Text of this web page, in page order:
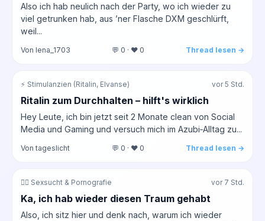
Also ich hab neulich nach der Party, wo ich wieder zu
viel getrunken hab, aus ’ner Flasche DXM geschlürft,
weil...
Von lena_1703 💬 0 · ❤️ 0 Thread lesen →
⚡ Stimulanzien (Ritalin, Elvanse) vor 5 Std.
Ritalin zum Durchhalten – hilft's wirklich
Hey Leute, ich bin jetzt seit 2 Monate clean von Social
Media und Gaming und versuch mich im Azubi‑Alltag zu...
Von tageslicht 💬 0 · ❤️ 0 Thread lesen →
❤️‍🔥 Sexsucht & Pornografie vor 7 Std.
Ka, ich hab wieder diesen Traum gehabt
Also, ich sitz hier und denk nach, warum ich wieder